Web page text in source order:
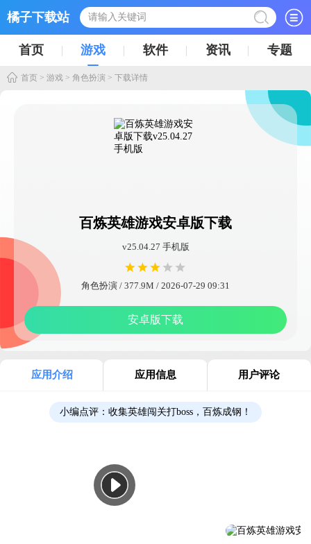
橘子下载站
首页 游戏 软件 资讯 专题
首页 > 游戏 > 角色扮演 > 下载详情
百炼英雄游戏安卓版下载
v25.04.27 手机版
角色扮演 / 377.9M / 2026-07-29 09:31
安卓版下载
应用介绍 应用信息 用户评论
小编点评： 收集英雄闯关打boss，百炼成钢！